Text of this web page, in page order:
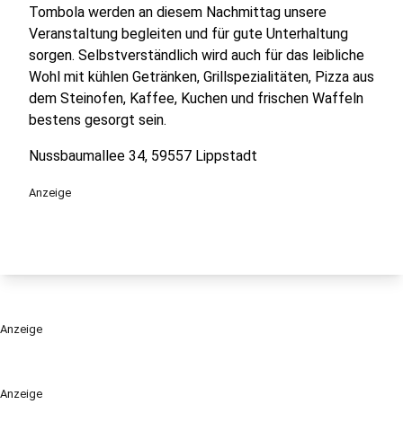
Anzeige
Tombola werden an diesem Nachmittag unsere
Veranstaltung begleiten und für gute Unterhaltung
sorgen. Selbstverständlich wird auch für das leibliche
Wohl mit kühlen Getränken, Grillspezialitäten, Pizza aus
dem Steinofen, Kaffee, Kuchen und frischen Waffeln
bestens gesorgt sein.
Nussbaumallee 34, 59557 Lippstadt
Anzeige
Anzeige